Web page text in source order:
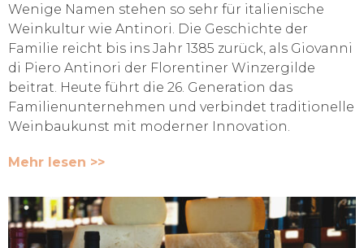
Wenige Namen stehen so sehr für italienische
Weinkultur wie Antinori. Die Geschichte der
Familie reicht bis ins Jahr 1385 zurück, als Giovanni
di Piero Antinori der Florentiner Winzergilde
beitrat. Heute führt die 26. Generation das
Familienunternehmen und verbindet traditionelle
Weinbaukunst mit moderner Innovation.
Mehr lesen >>